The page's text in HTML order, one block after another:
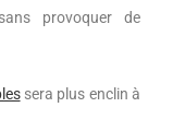
provoquer de
sera plus enclin à